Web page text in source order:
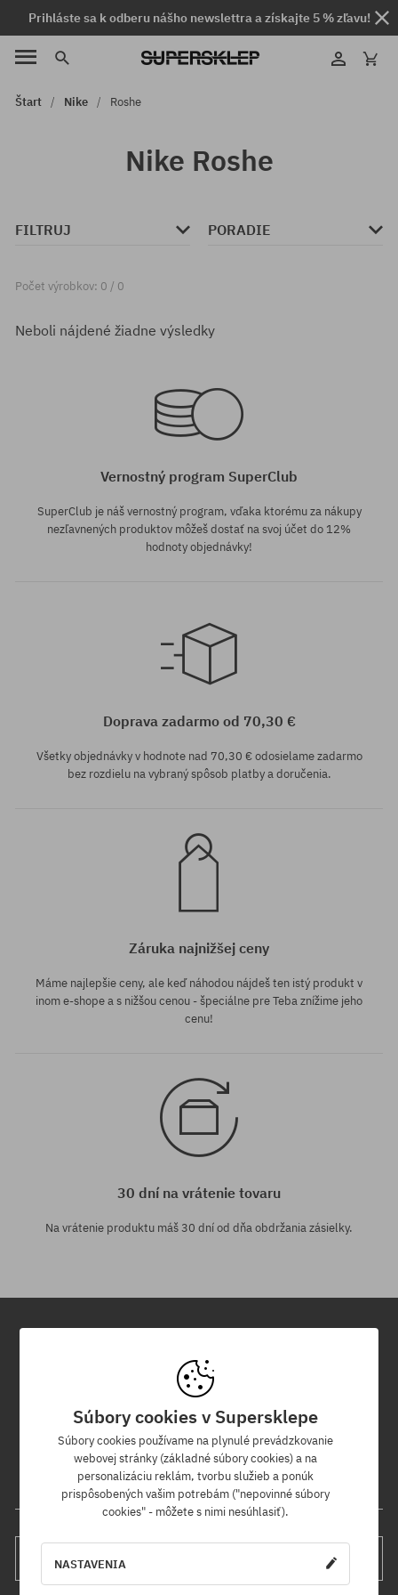
Prihláste sa k odberu nášho newslettra a získajte 5 % zľavu!
Štart Nike Roshe
Nike Roshe
FILTRUJ PORADIE
Počet výrobkov: 0 / 0
Neboli nájdené žiadne výsledky
Vernostný program SuperClub
SuperClub je náš vernostný program, vďaka ktorému za nákupy
nezľavnených produktov môžeš dostať na svoj účet do 12%
hodnoty objednávky!
Doprava zadarmo od 70,30 €
Všetky objednávky v hodnote nad 70,30 € odosielame zadarmo
bez rozdielu na vybraný spôsob platby a doručenia.
Záruka najnižšej ceny
Máme najlepšie ceny, ale keď náhodou nájdeš ten istý produkt v
inom e-shope a s nižšou cenou - špeciálne pre Teba znížime jeho
cenu!
30 dní na vrátenie tovaru
Na vrátenie produktu máš 30 dní od dňa obdržania zásielky.
Newsletter
Prihláste sa na odber nášho newsletteru a ako prvý sa dozviete o
nových produktoch a propagačných akciách!
Navyše získaš zľavový kód -5 % na celú objednávku!
Tvoja e-mailová adresa
Súbory cookies v Supersklepe
Súbory cookies používame na plynulé prevádzkovanie
webovej stránky (základné súbory cookies) a na
personalizáciu reklám, tvorbu služieb a ponúk
prispôsobených vašim potrebám ("nepovinné súbory
cookies" - môžete s nimi nesúhlasiť).
NASTAVENIA